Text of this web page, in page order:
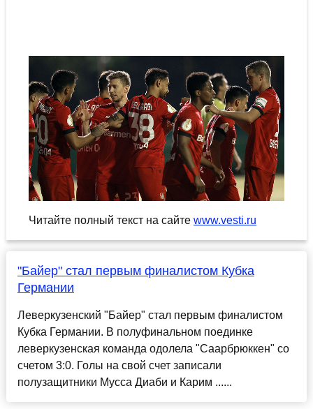
Читайте полный текст на сайте www.vesti.ru
"Байер" стал первым финалистом Кубка
Германии
Леверкузенский "Байер" стал первым финалистом
Кубка Германии. В полуфинальном поединке
леверкузенская команда одолела "Саарбрюккен" со
счетом 3:0. Голы на свой счет записали
полузащитники Мусса Диаби и Карим ......